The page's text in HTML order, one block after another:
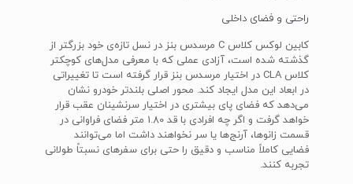
راحتی و فضای داخلی
کابین لوکس کلاس C مرسدس بنز در نسل تازه‌ی خود بزرگتر از
گذشته شده است، آزادی عملی که با معرفی مدل‌های کوچکتر
کلاس CLA در اختیار مرسدس بنز قرار گرفته است تا تغییراتی
در ابعاد این مدل ایجاد کند. محور اصلی بلندتر خودرو نشان
می‌دهد که فضای پای بیشتری در اختیار سرنشینان عقب قرار
خواهد گرفت و اگر چه افرادی با قد 1.80 متر فضای فراوانی در
قسمت زانوها، آرنج‌ها یا سر نخواهند داشت اما می‌توانند
فضایی کاملاً مناسب و دقیق را حتی برای سفرهای نسبتاً طولانی
تجربه کنند.